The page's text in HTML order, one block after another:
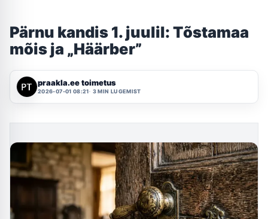
Pärnu kandis 1. juulil: Tõstamaa
mõis ja „Häärber”
praakla.ee toimetus
2026-07-01 08:21 3 MIN LUGEMIST